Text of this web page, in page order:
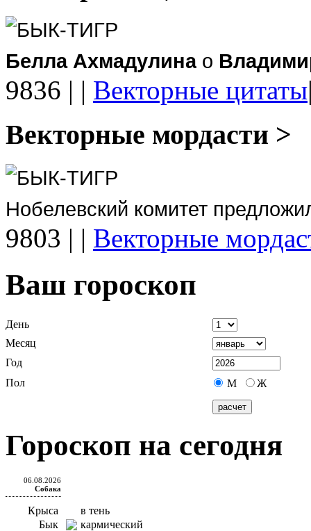
БЫК-ТИГР
Белла Ахмадулина о
9836 | | Векторные цитаты
Векторные мордасти >
БЫК-ТИГР
Нобелевский комитет
9803 | | Векторные
Ваш гороскоп
День
Месяц
Год
Пол
М Ж
Гороскоп на сегодня
06.08.2026
Собака
Крыса
в тень
Бык
кармический